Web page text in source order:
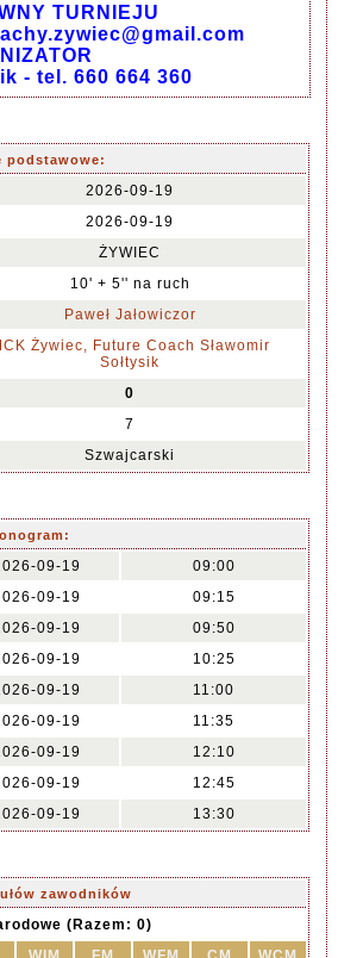
TURNIEJU
- tel. 660 664 360
podstawowe:
2026-09-19
2026-09-19
ŻYWIEC
10' + 5'' na ruch
Paweł Jałowiczor
Żywiec, Future Coach Sławomir
Sołtysik
0
7
Szwajcarski
09-19
09:00
09-19
09:15
09-19
09:50
09-19
10:25
09-19
11:00
09-19
11:35
09-19
12:10
09-19
12:45
09-19 13:30
zawodników
(Razem: 0)